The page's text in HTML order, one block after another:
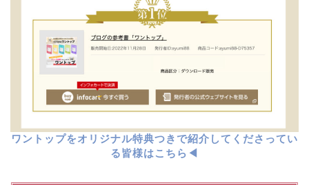
ワントップをオリジナル特典つきで紹介してくださってい
る皆様はこちら◀︎